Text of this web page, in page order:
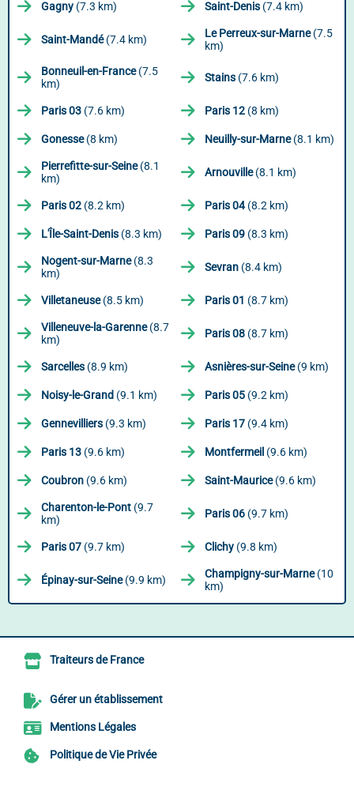
Gagny (7.3 km) Saint-Denis (7.4 km)
Saint-Mandé(7.4 km) Le Perreux-sur-Marne(7.5
km)
Bonneuil-en-France(7.5
km)
Stains (7.6 km)
Paris 03 (7.6 km) Paris 12 (8 km)
Gonesse(8 km) Neuilly-sur-Marne(8.1 km)
Pierrefitte-sur-Seine(8.1
km)
Arnouville(8.1 km)
Paris 02 (8.2 km) Paris 04(8.2 km)
L'Île-Saint-Denis (8.3 km) Paris 09 (8.3 km)
Nogent-sur-Marne(8.3
km)
Sevran (8.4 km)
Villetaneuse(8.5 km) Paris 01 (8.7 km)
Villeneuve-la-Garenne(8.7
km)
Paris 08 (8.7 km)
Sarcelles (8.9 km) Asnières-sur-Seine(9 km)
Noisy-le-Grand (9.1 km) Paris 05 (9.2 km)
Gennevilliers (9.3 km) Paris 17 (9.4 km)
Paris 13 (9.6 km) Montfermeil (9.6 km)
Coubron (9.6 km) Saint-Maurice(9.6 km)
Charenton-le-Pont (9.7
km)
Paris 06 (9.7 km)
Paris 07 (9.7 km) Clichy (9.8 km)
Épinay-sur-Seine(9.9 km) Champigny-sur-Marne(10
km)
Traiteurs de France
Gérer un établissement
Mentions Légales
Politique de Vie Privée